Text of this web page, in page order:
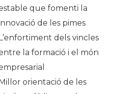
que fomenti la
de les pimes
dels vincles
la formació i el món
orientació de les